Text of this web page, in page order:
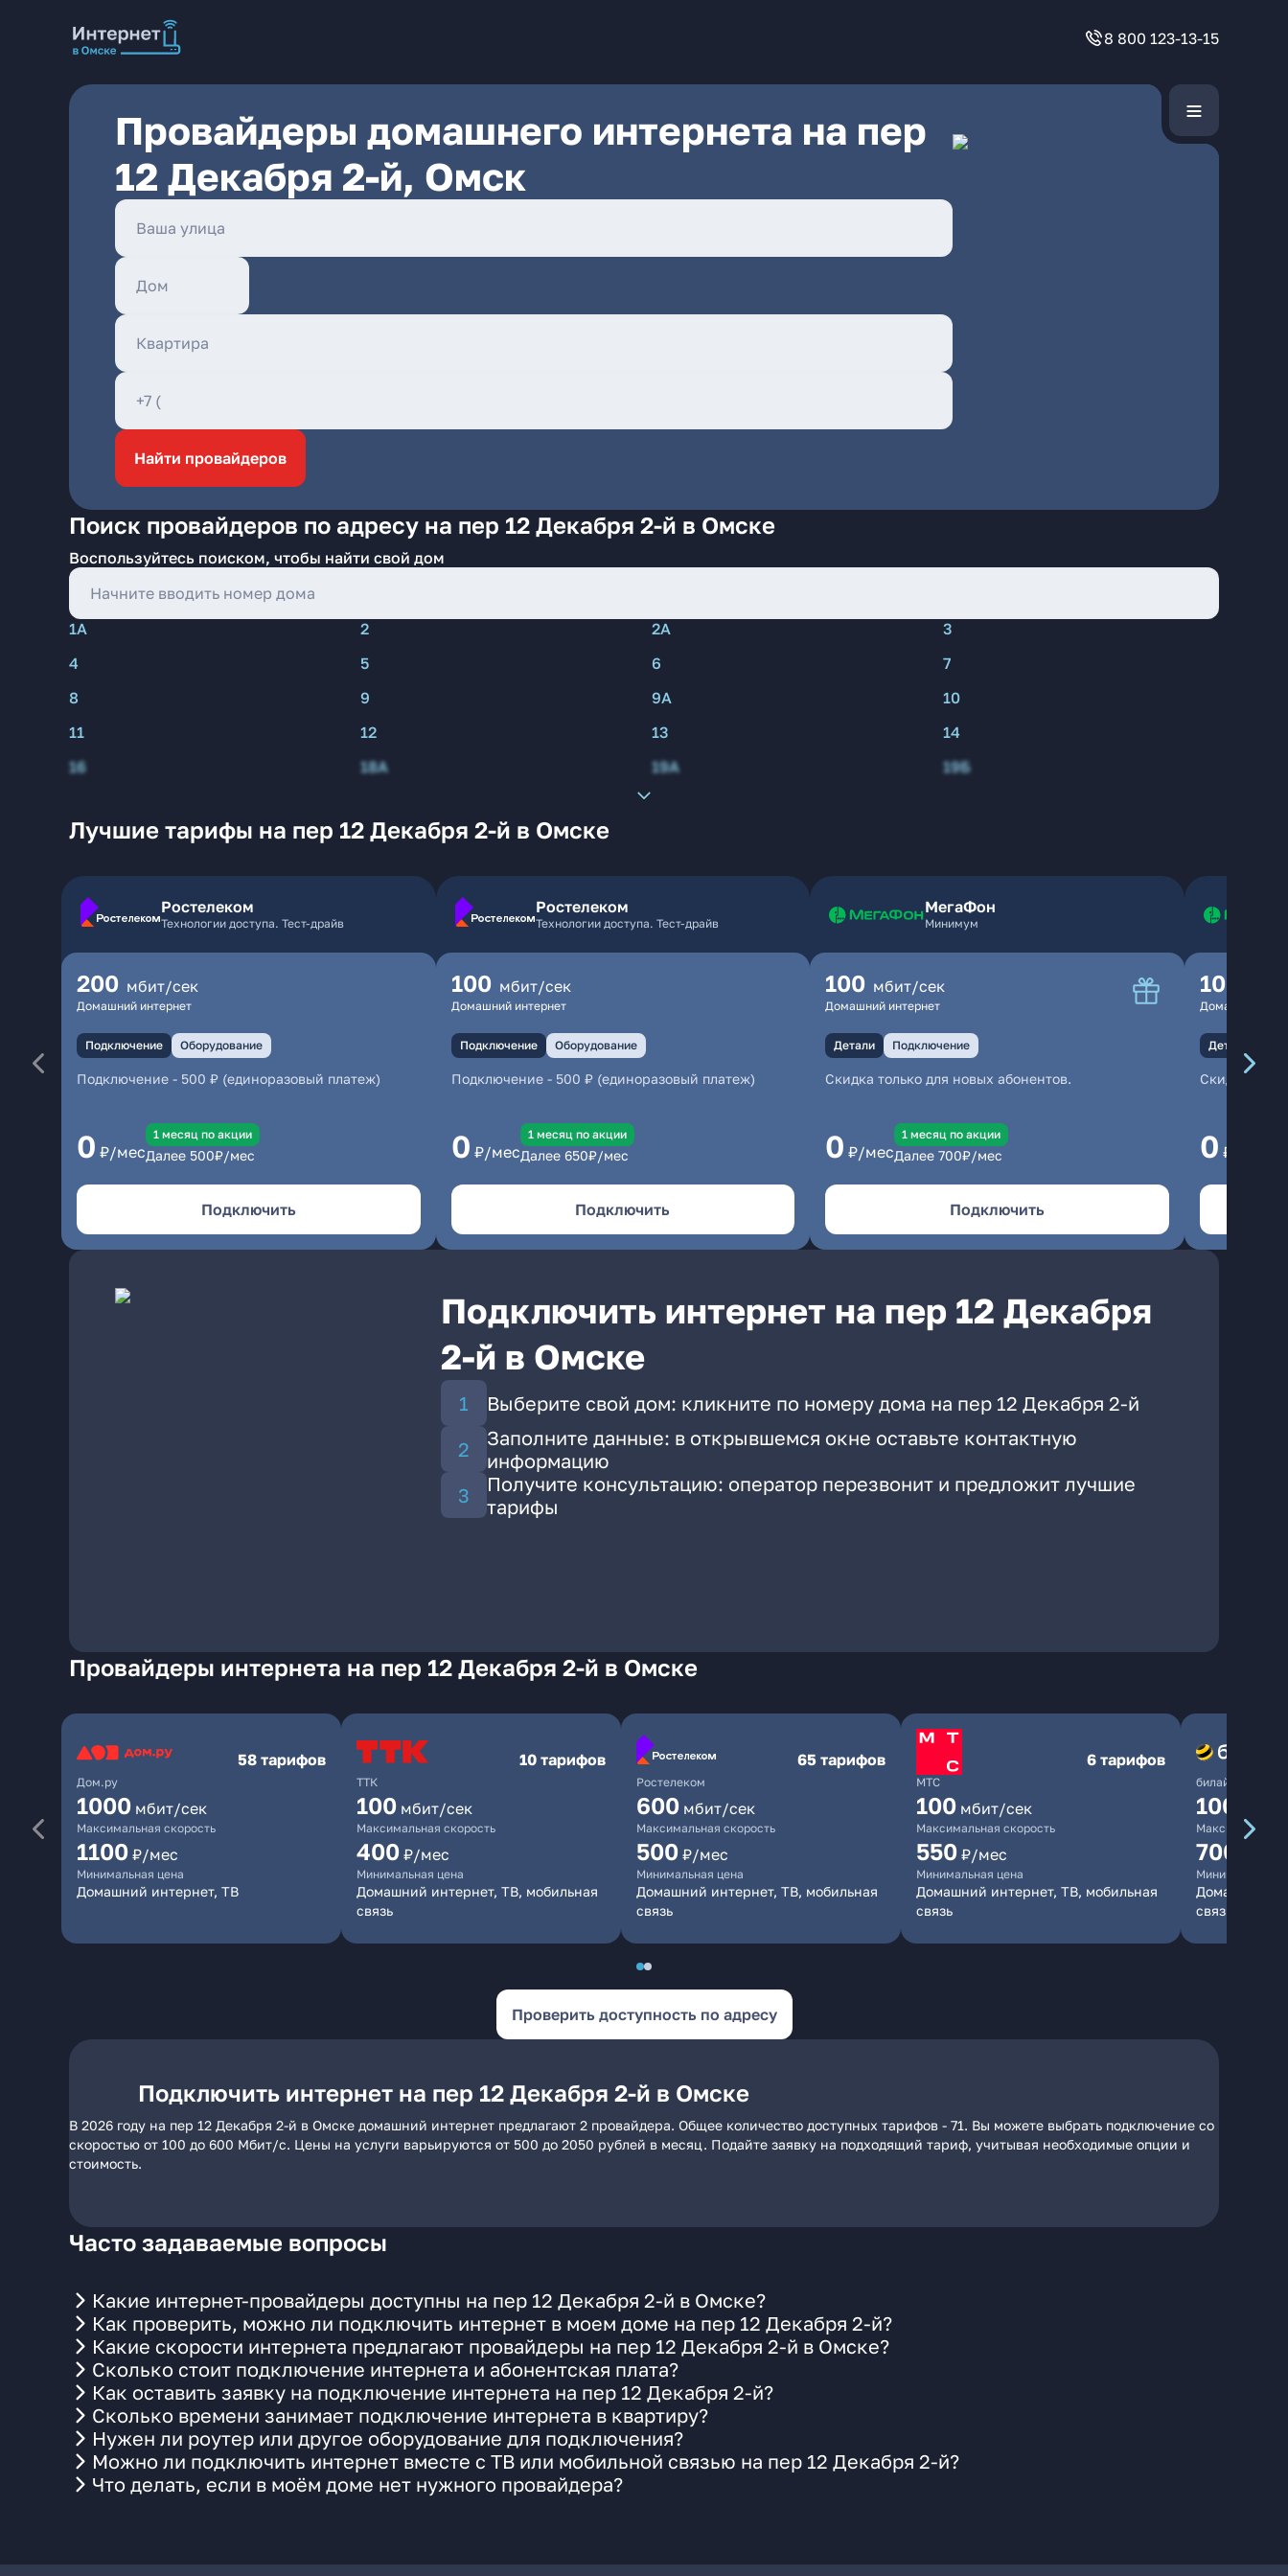
8 800 123-13-15
Провайдеры домашнего интернета на пер
12 Декабря 2-й, Омск
Найти провайдеров
Поиск провайдеров по адресу на пер 12 Декабря 2-й в Омске
Воспользуйтесь поиском, чтобы найти свой дом
1А 2 2А
3
4
5 6
7
8
9 9А
10
11
12 13
14
16
18А 19А 19Б
Лучшие тарифы на пер 12 Декабря 2-й в Омске
Ростелеком
Технологии доступа. Тест-драйв
200 мбит/сек
Домашний интернет
Подключение Оборудование
Подключение - 500 ₽ (единоразовый платеж)
0 ₽/мес
1 месяц по акции
Далее 500₽/мес
Подключить
Ростелеком
Технологии доступа. Тест-драйв
100 мбит/сек
Домашний интернет
Подключение Оборудование
Подключение- 500 ₽ (единоразовый платеж)
0 ₽/мес
1 месяц по акции
Далее 650₽/мес
Подключить
МегаФон
Минимум
100 мбит/сек
Домашний интернет
Детали Подключение
Скидка только для новых абонентов.
0 ₽/мес
1 месяц по акции
Далее 700₽/мес
Подключить
100
Домашний
Детали
Скидка
0 ₽/мес
Подключить интернет на пер 12 Декабря
2-й в Омске
Выберите свой дом: кликните по номеру дома на пер 12 Декабря 2-й
Заполните данные: в открывшемся окне оставьте контактную
информацию
Получите консультацию: оператор перезвонит и предложит лучшие
тарифы
Провайдеры интернета на пер 12 Декабря 2-й в Омске
Дом.ру
58 тарифов
1000 мбит/сек
Максимальная скорость
1100 ₽/мес
Минимальная цена
Домашний интернет, ТВ
ТТК
10 тарифов
100 мбит/сек
Максимальная скорость
400 ₽/мес
Минимальная цена
Домашний интернет, ТВ, мобильная
связь
Ростелеком
65 тарифов
600 мбит/сек
Максимальная скорость
500 ₽/мес
Минимальная цена
Домашний интернет, ТВ, мобильная
связь
МТС
6 тарифов
100 мбит/сек
Максимальная скорость
550 ₽/мес
Минимальная цена
Домашний интернет, ТВ, мобильная
связь
билайн
1000
Максимальная
700
Минимальная
Домашний
связь
Проверить доступность по адресу
Подключить интернет на пер 12 Декабря 2-й в Омске
В 2026 году на пер 12 Декабря 2-й в Омске домашний интернет предлагают 2 провайдера. Общее количество доступных тарифов - 71. Вы можете выбрать подключение со
скоростью от 100 до 600 Мбит/с. Цены на услуги варьируются от 500 до 2050 рублей в месяц. Подайте заявку на подходящий тариф, учитывая необходимые опции и
стоимость.
Часто задаваемые вопросы
Какие интернет-провайдеры доступны на пер 12 Декабря 2-й в Омске?
Как проверить, можно ли подключить интернет в моем доме на пер 12 Декабря 2-й?
Какие скорости интернета предлагают провайдеры на пер 12 Декабря 2-й в Омске?
Сколько стоит подключение интернета и абонентская плата?
Как оставить заявку на подключение интернета на пер 12 Декабря 2-й?
Сколько времени занимает подключение интернета в квартиру?
Нужен ли роутер или другое оборудование для подключения?
Можно ли подключить интернет вместе с ТВ или мобильной связью на пер 12 Декабря 2-й?
Что делать, если в моём доме нет нужного провайдера?